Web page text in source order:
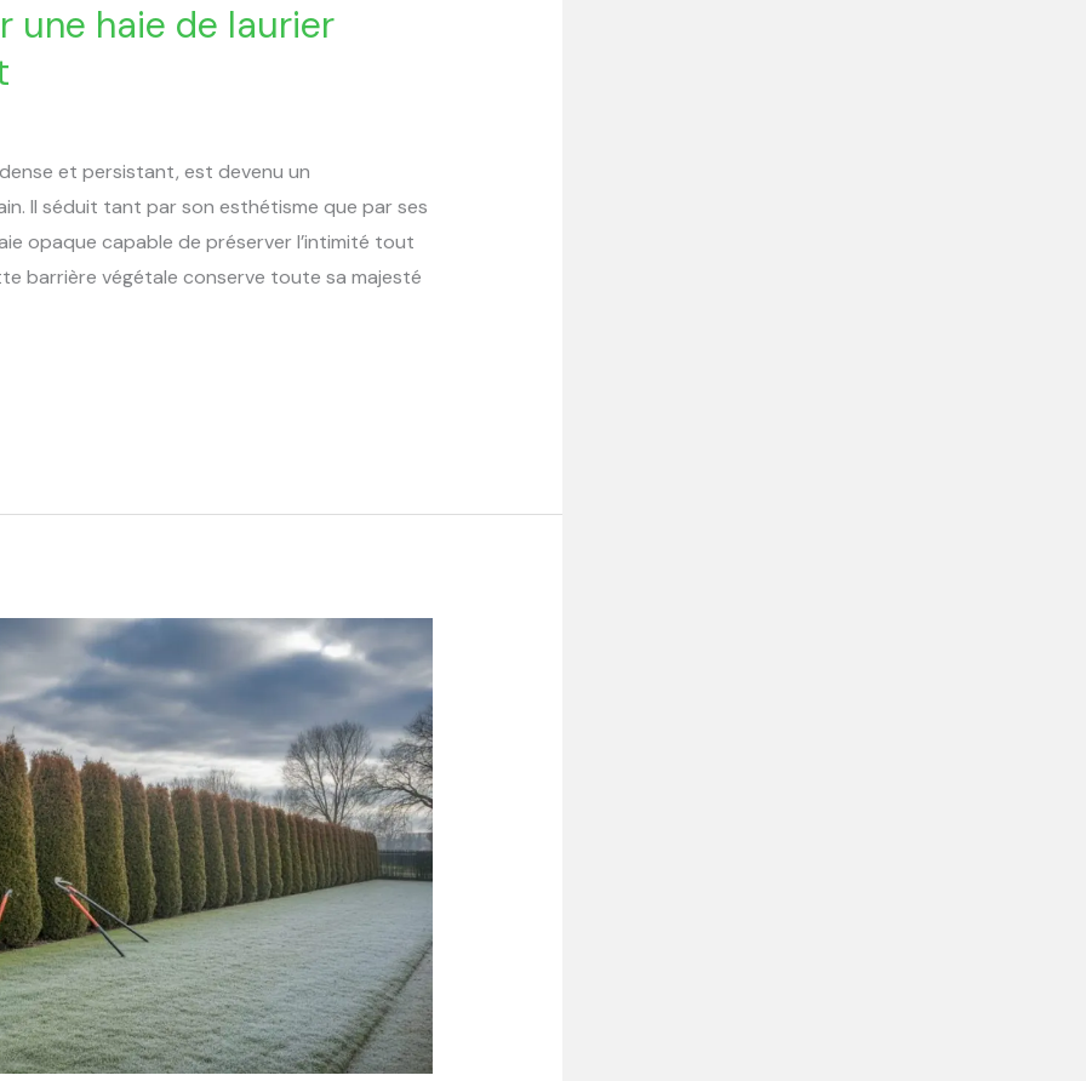
une haie de laurier
et persistant, est devenu un
Il séduit tant par son esthétisme que par ses
opaque capable de préserver l’intimité tout
barrière végétale conserve toute sa majesté